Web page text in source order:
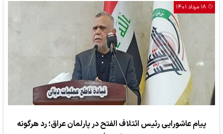
۱۸ مرداد ۱۴۰۱
پیام عاشورایی رئیس ائتلاف الفتح در پارلمان عراق؛ رد هرگونه